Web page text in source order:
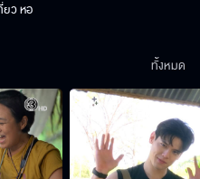
ยว หอ
ทั้งหมด